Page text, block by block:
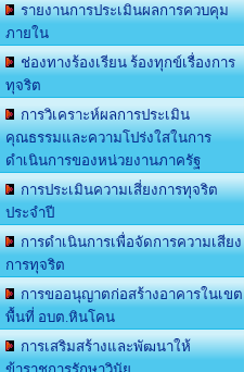
รายงานการประเมินผลการควบคุม
ภายใน
ช่องทางร้องเรียน ร้องทุกข์เรื่องการ
ทุจริต
การวิเคราะห์ผลการประเมิน
คุณธรรมและความโปร่งใสในการ
ดำเนินการของหน่วยงานภาครัฐ
การประเมินความเสี่ยงการทุจริต
ประจำปี
การดำเนินการเพื่อจัดการความเสียง
การทุจริต
การขออนุญาตก่อสร้างอาคารในเขต
พื้นที่ อบต.หินโคน
การเสริมสร้างและพัฒนาให้